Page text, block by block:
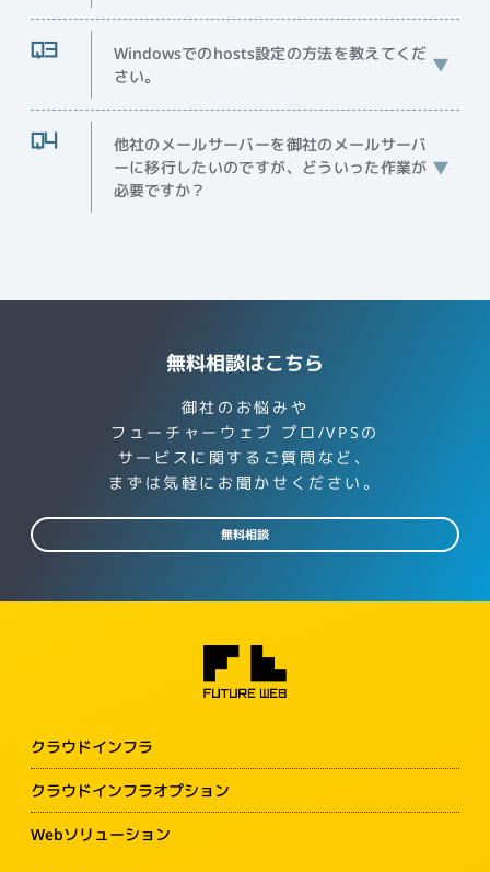
Windowsでのhosts設定の方法を教えてくだ
さい。
他社のメールサーバーを御社のメールサーバ
ーに移行したいのですが、どういった作業が
必要ですか？
無料相談はこちら
御社のお悩みや
フューチャーウェブ プロ/VPSの
サービスに関するご質問など、
まずは気軽にお聞かせください。
無料相談
クラウドインフラ
クラウドインフラオプション
Webソリューション